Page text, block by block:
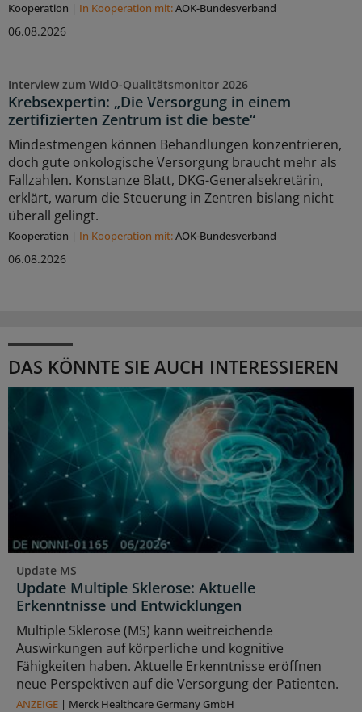
Kooperation | In Kooperation mit:AOK-Bundesverband
06.08.2026
Interview zum WIdO-Qualitätsmonitor 2026
Krebsexpertin: „Die Versorgung in einem
zertifizierten Zentrum ist die beste“
Mindestmengen können Behandlungen konzentrieren,
doch gute onkologische Versorgung braucht mehr als
Fallzahlen. Konstanze Blatt, DKG-Generalsekretärin,
erklärt, warum die Steuerung in Zentren bislang nicht
überall gelingt.
Kooperation | In Kooperation mit:AOK-Bundesverband
06.08.2026
DAS KÖNNTE SIE AUCH INTERESSIEREN
Update MS
Update Multiple Sklerose: Aktuelle
Erkenntnisse und Entwicklungen
Multiple Sklerose (MS) kann weitreichende
Auswirkungen auf körperliche und kognitive
Fähigkeiten haben. Aktuelle Erkenntnisse eröffnen
neue Perspektiven auf die Versorgung der Patienten.
ANZEIGE | Merck Healthcare Germany GmbH